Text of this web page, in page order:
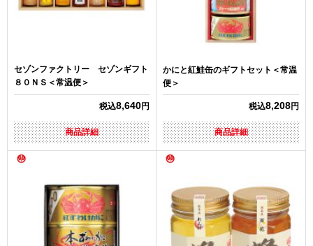
セゾンファクトリー セゾンギフト
８０ＮＳ＜常温便＞
税込8,640円
商品詳細
かにと紅鮭缶のギフトセット＜常温
便＞
税込8,208円
商品詳細